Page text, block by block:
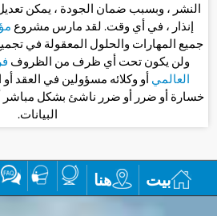
النشر ، وبسبب ضمان الجودة ، يمكن
إنذار ، في أي وقت. لقد مارس مشروع
جميع المهارات والحلول المعقولة في
ولن يكون تحت أي ظرف من الظروف
العالمي أو وكلائه مسؤولين في العقد
خسارة أو ضرر أو ضرر ناشئ بشكل مباشر
البيانات.
بيت هنا